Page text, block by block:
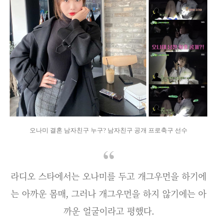
오나미 결혼 남자친구 누구? 남자친구 공개 프로축구 선수
라디오 스타에서는 오나미를 두고 개그우먼을 하기에
는 아까운 몸매, 그러나 개그우먼을 하지 않기에는 아
까운 얼굴이라고 평했다.